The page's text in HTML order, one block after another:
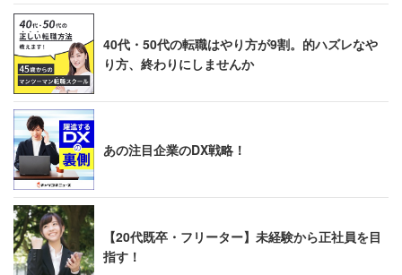
40代・50代の転職はやり方が9割。的ハズレなや
り方、終わりにしませんか
あの注目企業のDX戦略！
【20代既卒・フリーター】未経験から正社員を目
指す！